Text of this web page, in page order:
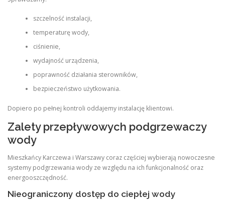
szczelność instalacji,
temperaturę wody,
ciśnienie,
wydajność urządzenia,
poprawność działania sterowników,
bezpieczeństwo użytkowania.
Dopiero po pełnej kontroli oddajemy instalację klientowi.
Zalety przepływowych podgrzewaczy
wody
Mieszkańcy Karczewa i Warszawy coraz częściej wybierają nowoczesne
systemy podgrzewania wody ze względu na ich funkcjonalność oraz
energooszczędność.
Nieograniczony dostęp do ciepłej wody